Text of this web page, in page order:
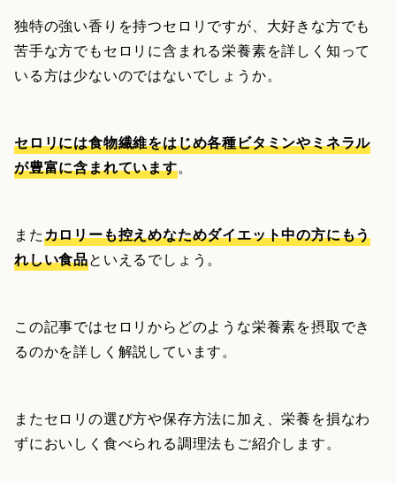
独特の強い香りを持つセロリですが、大好きな方でも
苦手な方でもセロリに含まれる栄養素を詳しく知って
いる方は少ないのではないでしょうか。
セロリには食物繊維をはじめ各種ビタミンやミネラル
が豊富に含まれています。
またカロリーも控えめなためダイエット中の方にもう
れしい食品といえるでしょう。
この記事ではセロリからどのような栄養素を摂取でき
るのかを詳しく解説しています。
またセロリの選び方や保存方法に加え、栄養を損なわ
ずにおいしく食べられる調理法もご紹介します。